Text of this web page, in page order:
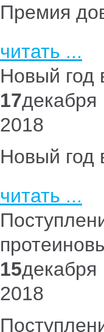
Премия
читать ...
Новый год
17декабря
2018
Новый год
читать ...
15декабря
2018